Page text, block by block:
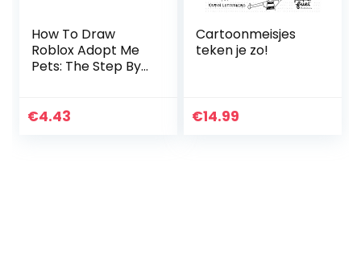
How To Draw
Roblox Adopt Me
Pets: The Step By
Roblox Adopt Me
€4.43
Cartoonmeisjes
teken je zo!
€14.99